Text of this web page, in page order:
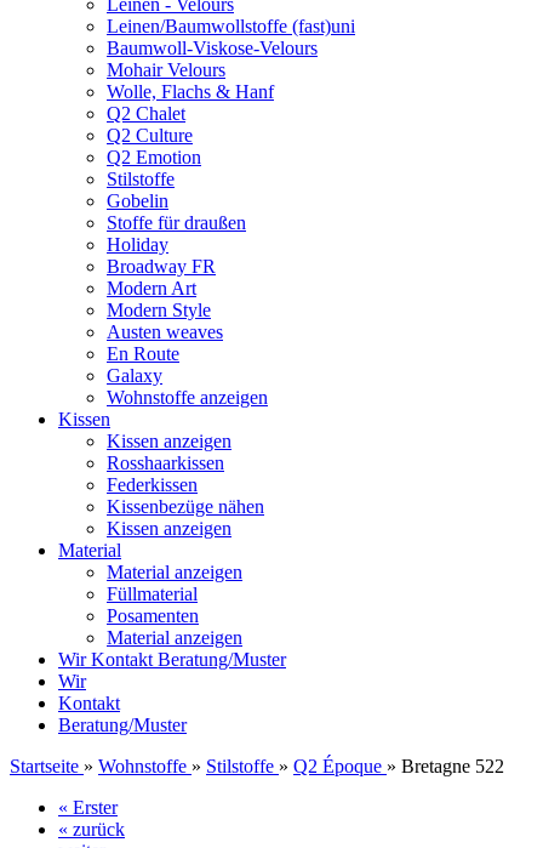
Leinen - Velours
Leinen/Baumwollstoffe (fast)uni
Baumwoll-Viskose-Velours
Mohair Velours
Wolle, Flachs & Hanf
Q2 Chalet
Q2 Culture
Q2 Emotion
Stilstoffe
Gobelin
Stoffe für draußen
Holiday
Broadway FR
Modern Art
Modern Style
Austen weaves
En Route
Galaxy
Wohnstoffe anzeigen
Kissen
Kissen anzeigen
Rosshaarkissen
Federkissen
Kissenbezüge nähen
Kissen anzeigen
Material
Material anzeigen
Füllmaterial
Posamenten
Material anzeigen
WirKontakt Beratung/Muster
Wir
Kontakt
Beratung/Muster
Startseite » Wohnstoffe » Stilstoffe » Q2 Époque » Bretagne 522
« Erster
« zurück